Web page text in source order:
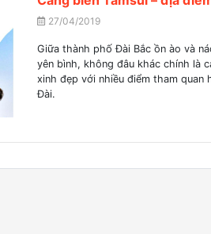
27/04/2019
Giữa thành phố Đài Bắc ồn ào và
yên bình, không đâu khác chính là
xinh đẹp với nhiều điểm tham quan
Đài.